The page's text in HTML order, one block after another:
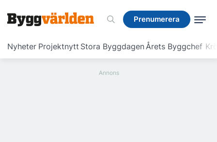
Prenumerera
Nyheter Projektnytt Stora ByggdagenÅrets Byggchef
Prenumerera